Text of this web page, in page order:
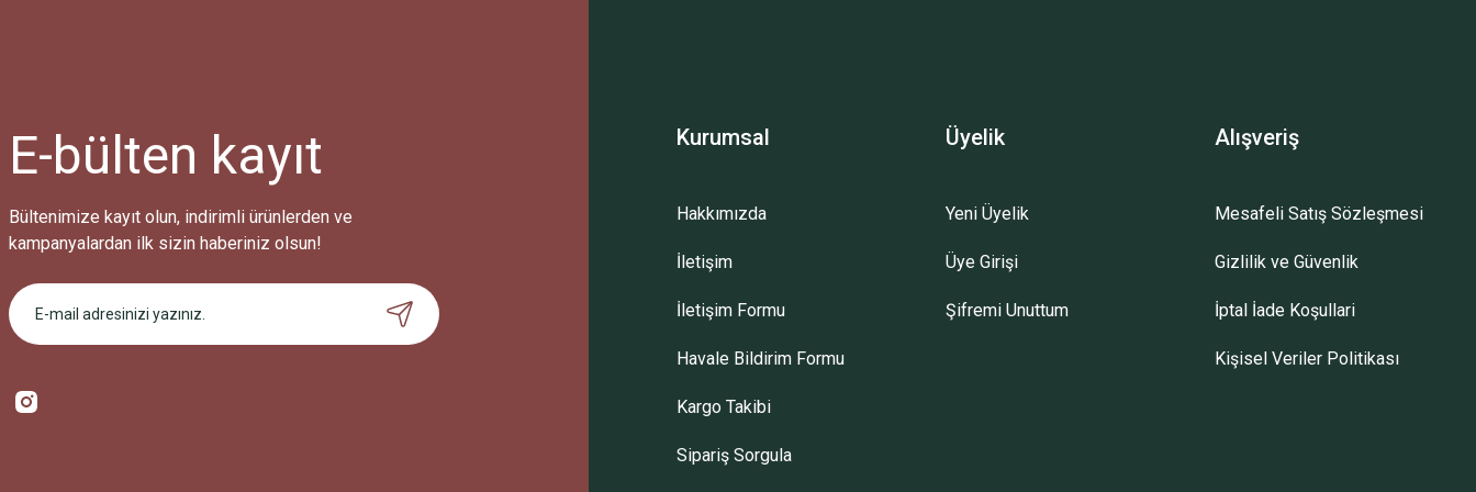
E-bülten kayıt
Bültenimize kayıt olun, indirimli ürünlerden ve
kampanyalardan ilk sizin haberiniz olsun!
Kurumsal
Hakkımızda
İletişim
İletişim Formu
Havale Bildirim Formu
Kargo Takibi
Sipariş Sorgula
Üyelik
Yeni Üyelik
Üye Girişi
Şifremi Unuttum
Alışveriş
Mesafeli Satış Sözleşmesi
Gizlilik ve Güvenlik
İptal İade Koşullari
Kişisel Veriler Politikası